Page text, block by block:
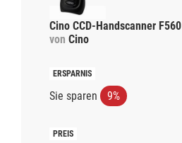
Cino CCD-Handscanner F560
von Cino
Sie sparen 9%